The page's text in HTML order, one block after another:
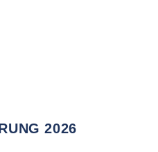
2026